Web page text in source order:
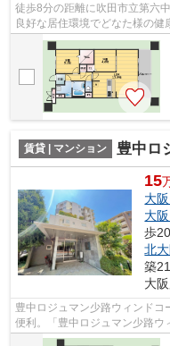
徒歩8分の距離に吹田市立第六
良好な居住環境でどなた様の健
らは自走式駐車場付きのマンシ
賃貸 | マンション 豊中ロ
15
大
大
歩
北
築
大
豊中ロジュマン少路ウィンド
便利。「豊中ロジュマン少路ウ
は敷地内ごみ置き場・エレベー